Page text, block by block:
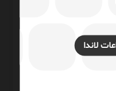
لاندا
بخش‌های موردنیاز